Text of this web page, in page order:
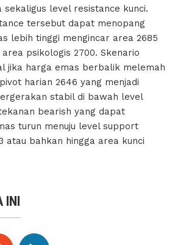
sekaligus level resistance kunci.
tersebut dapat menopang
lebih tinggi mengincar area 2685
psikologis 2700. Skenario
jika harga emas berbalik melemah
harian 2646 yang menjadi
stabil di bawah level
bearish yang dapat
turun menuju level support
atau bahkan hingga area kunci
INI